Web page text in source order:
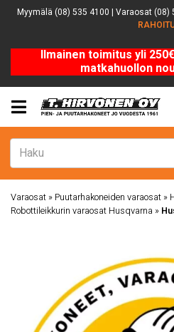
Myymälä (08) 535 4100 | Varaosat (08)
Ilmainen toimitus yli
matkahuollon
Varaosat » Puutarhakoneiden varaosat »
Robottileikkurin varaosat Husqvarna »